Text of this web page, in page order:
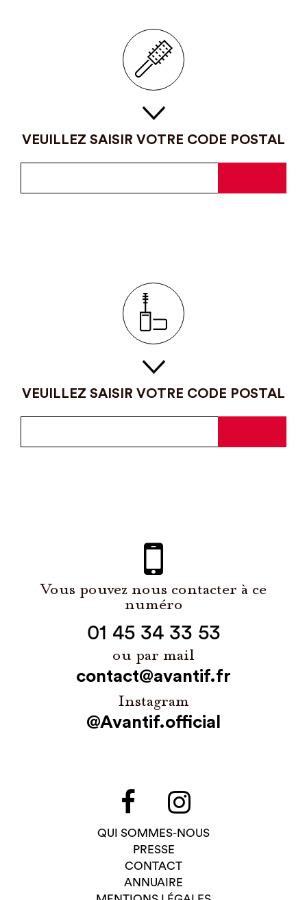
VEUILLEZ SAISIR VOTRE CODE POSTAL
VEUILLEZ SAISIR VOTRE CODE POSTAL
Vous pouvez nous contacter à ce
numéro
01 45 34 33 53
ou par mail
contact@avantif.fr
Instagram
@Avantif.official
QUI SOMMES-NOUS
PRESSE
CONTACT
ANNUAIRE